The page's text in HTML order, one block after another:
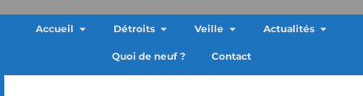
Accueil Détroits Veille Actualités
Quoi de neuf ? Contact